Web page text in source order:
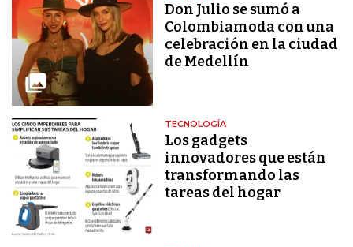
Don Julio se sumó a
Colombiamoda con una
celebración en la ciudad
de Medellín
TECNOLOGÍA
Los gadgets
innovadores que están
transformando las
tareas del hogar